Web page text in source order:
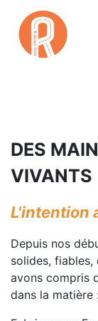
DES
VIVANTS
L'intention
Depuis nos
solides, fiables,
avons compris
dans la matière